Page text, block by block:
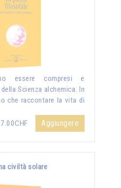
essere compresi e
Scienza alchemica. In
che raccontare la vita di
Aggiungere
civiltà solare